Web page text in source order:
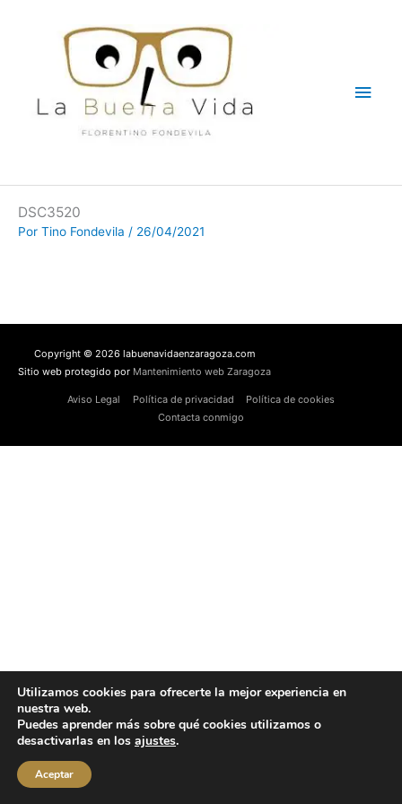
DSC3520
Por Tino Fondevila / 26/04/2021
Copyright © 2026 labuenavidaenzaragoza.com
Sitio web protegido por Mantenimiento web Zaragoza
Aviso Legal Política de privacidad
Política de cookies
Contacta conmigo
Utilizamos cookies para ofrecerte la mejor experiencia en
nuestra web.
Puedes aprender más sobre qué cookies utilizamos o
desactivarlas en los ajustes.
Aceptar